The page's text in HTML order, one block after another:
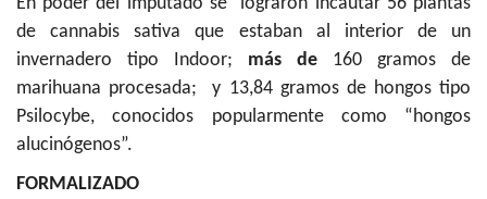
de cannabis sativa que estaban al interior de un
invernadero tipo Indoor; más de 160 gramos de
marihuana procesada; y 13,84 gramos de hongos tipo
Psilocybe, conocidos popularmente como “hongos
alucinógenos”.
FORMALIZADO